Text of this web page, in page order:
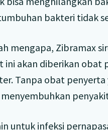
bakteri tidak
mengapa, Zibramax
ini akan diberikan obat
Tanpa obat
untuk infeksi